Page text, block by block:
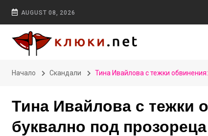
AUGUST 08, 2026
Начало Скандали Тина Ивайлова с тежки
Тина Ивайлова с тежки
буквално под